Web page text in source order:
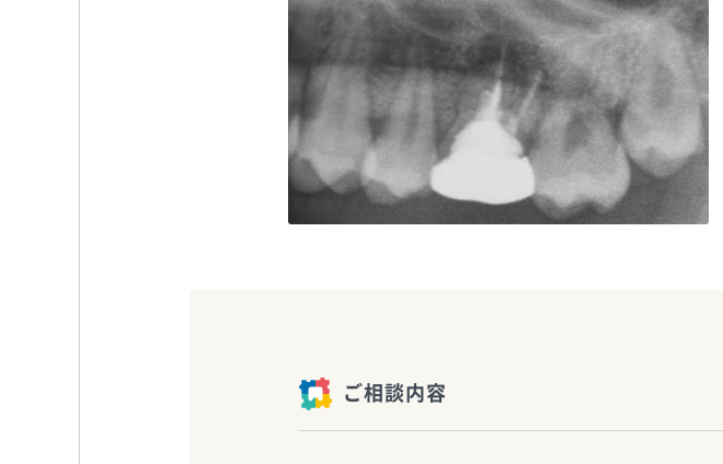
医療法人よつば徳祐会 松井歯科 TEL:0722572418
ご相談内容